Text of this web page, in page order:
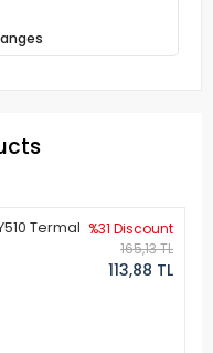
Termal %31 Discount
165,13 TL
113,88 TL